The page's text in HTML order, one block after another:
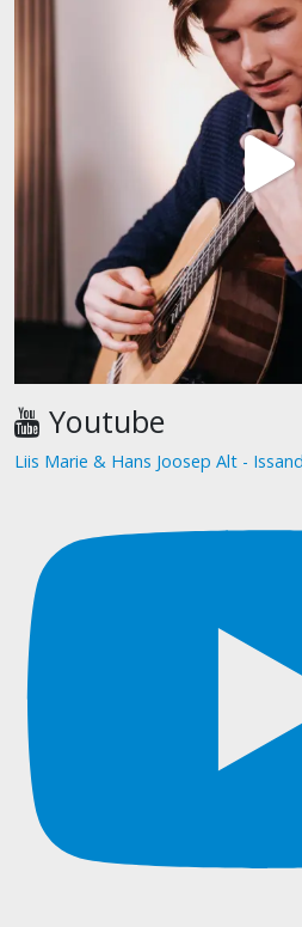
Youtube
Liis Marie & Hans Joosep Alt -